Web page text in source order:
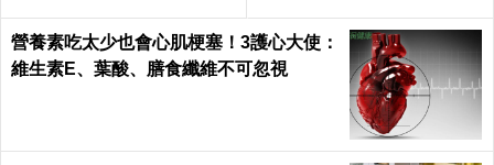
營養素吃太少也會心肌梗塞！3護心大使：
維生素E、葉酸、膳食纖維不可忽視